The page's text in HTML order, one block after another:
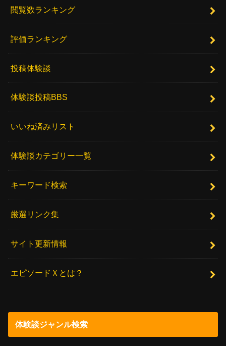
閲覧数ランキング
評価ランキング
投稿体験談
体験談投稿BBS
いいね済みリスト
体験談カテゴリー一覧
キーワード検索
厳選リンク集
サイト更新情報
エピソードＸとは？
体験談ジャンル検索